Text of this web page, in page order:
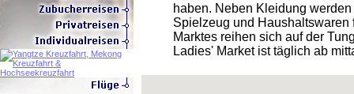
haben. Neben Kleidung
Spielzeug und
Marktes reihen sich auf der
Ladies' Market ist täglich ab